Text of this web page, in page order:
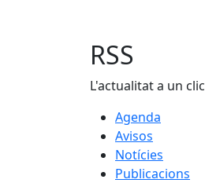
RSS
L'actualitat a un clic
Agenda
Avisos
Notícies
Publicacions